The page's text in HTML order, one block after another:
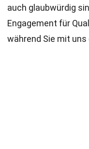
auch glaubwürdig
Engagement für
während Sie mit